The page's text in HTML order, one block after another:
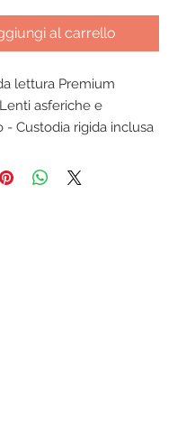
al carrello
lettura Premium
asferiche e
- Custodia rigida inclusa